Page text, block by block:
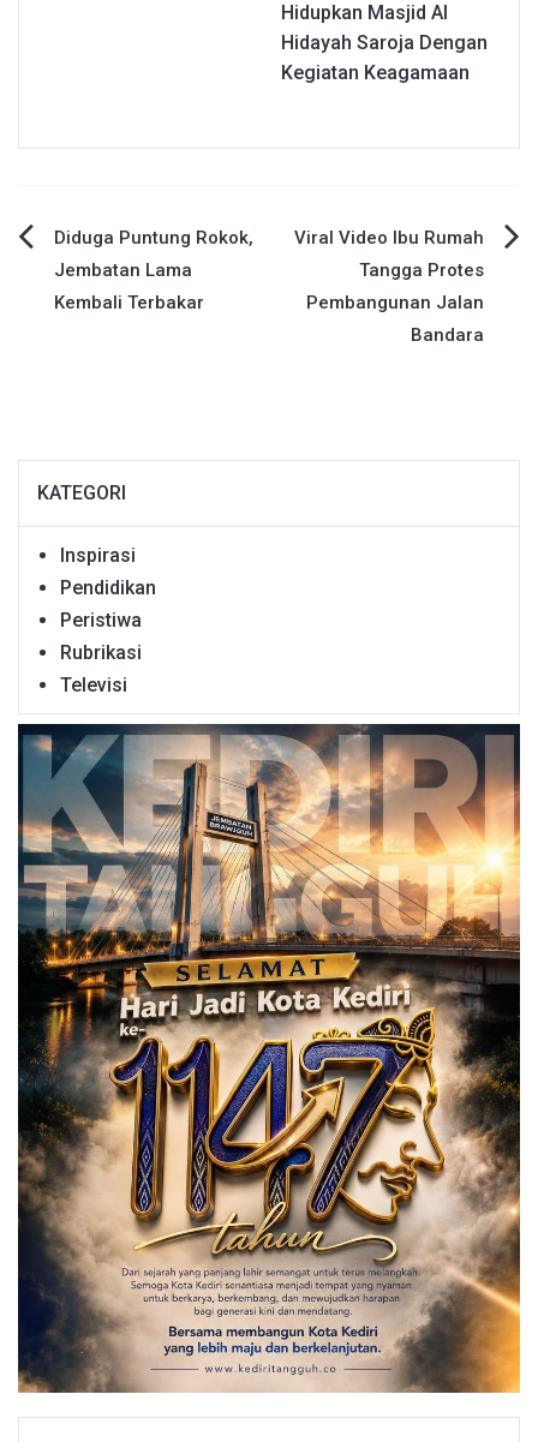
Hidupkan Masjid Al
Hidayah Saroja Dengan
Kegiatan Keagamaan
Navigasi
pos
Diduga Puntung Rokok,
Jembatan Lama
Kembali Terbakar
Viral Video Ibu Rumah
Tangga Protes
Pembangunan Jalan
Bandara
KATEGORI
Inspirasi
Pendidikan
Peristiwa
Rubrikasi
Televisi